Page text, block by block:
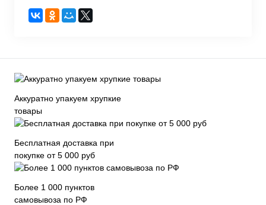
Аккуратно упакуем хрупкие
товары
Бесплатная доставка при
покупке от 5 000 руб
Более 1 000 пунктов
самовывоза по РФ